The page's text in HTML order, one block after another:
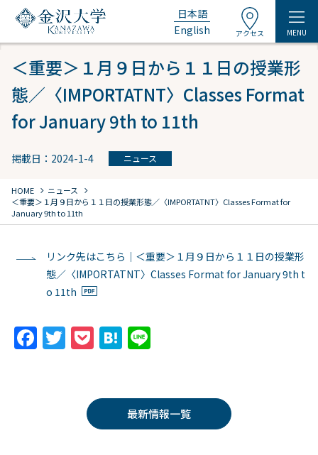
日本語
English
アクセス MENU
＜重要＞１月９日から１１日の授業形
態／〈IMPORTATNT〉Classes Format
for January 9th to 11th
掲載日：2024-1-4 ニュース
HOME chevron_right ニュース chevron_right
＜重要＞１月９日から１１日の授業形態／〈IMPORTATNT〉Classes Format for
January 9th to 11th
リンク先はこちら｜＜重要＞１月９日から１１日の授業形
態／〈IMPORTATNT〉Classes Format for January 9th t
o 11th
F T
er
P
k
et
H
n
a
最新情報一覧